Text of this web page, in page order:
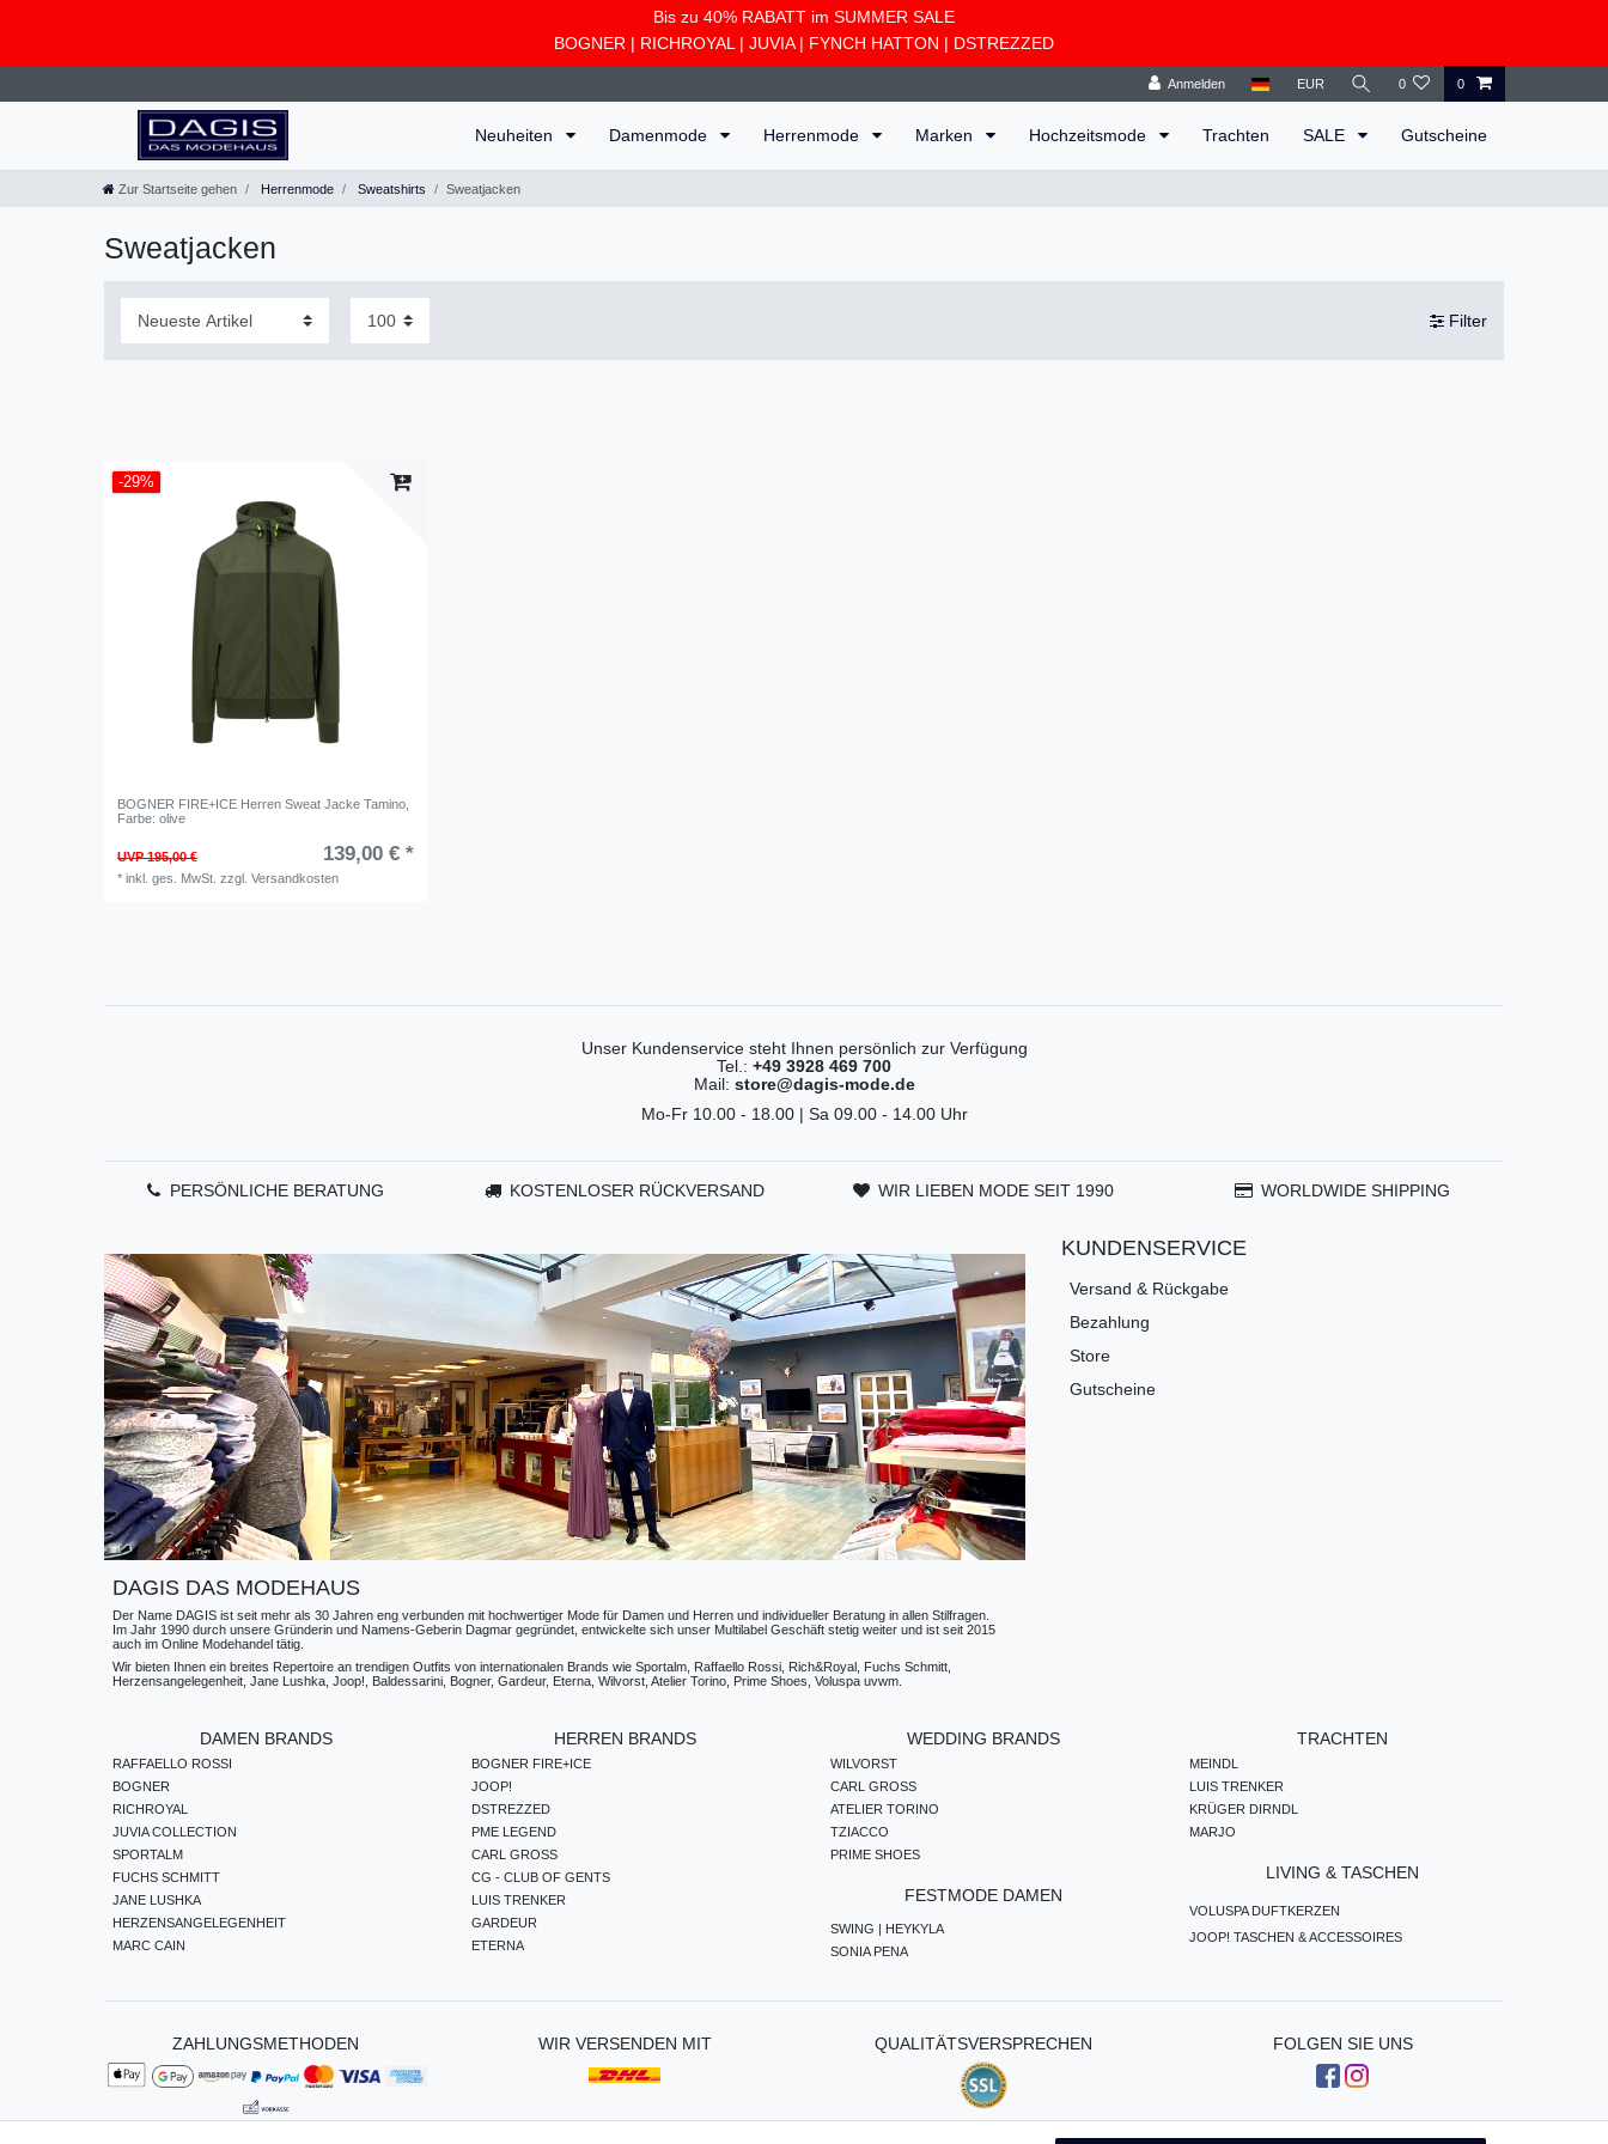
Bis zu 40% RABATT im SUMMER SALE
BOGNER | RICHROYAL | JUVIA| FYNCH HATTON | DSTREZZED
Anmelden EUR 0 0
Neuheiten Damenmode Herrenmode Marken Hochzeitsmode Trachten SALE Gutscheine
Zur Startseite gehen Herrenmode Sweatshirts Sweatjacken
Sweatjacken
Filter
-29%
BOGNER FIRE+ICE Herren Sweat Jacke Tamino,
Farbe: olive
UVP 195,00 € 139,00 € *
*inkl. ges. MwSt. zzgl.Versandkosten
Unser Kundenservice steht Ihnen persönlich zur Verfügung
Tel.: +49 3928 469 700
Mail: store@dagis-mode.de
Mo-Fr 10.00 - 18.00 | Sa 09.00 - 14.00 Uhr
PERSÖNLICHE BERATUNG KOSTENLOSER RÜCKVERSAND WIR LIEBEN MODE SEIT 1990 WORLDWIDE SHIPPING
DAGIS DAS MODEHAUS
Der Name DAGIS ist seit mehr als 30 Jahren eng verbunden mit hochwertiger Mode für Damen und Herren und individueller Beratung in allen Stilfragen.
Im Jahr 1990 durch unsere Gründerin und Namens-Geberin Dagmar gegründet, entwickelte sich unser Multilabel Geschäft stetig weiter und ist seit 2015
auch im Online Modehandel tätig.
Wir bieten Ihnen ein breites Repertoire an trendigen Outfits von internationalen Brands wie Sportalm, Raffaello Rossi, Rich&Royal, Fuchs Schmitt,
Herzensangelegenheit, Jane Lushka, Joop!, Baldessarini, Bogner, Gardeur, Eterna, Wilvorst, Atelier Torino, Prime Shoes, Voluspa uvwm.
KUNDENSERVICE
Versand & Rückgabe
Bezahlung
Store
Gutscheine
DAMEN BRANDS
RAFFAELLO ROSSI
BOGNER
RICHROYAL
JUVIA COLLECTION
SPORTALM
FUCHS SCHMITT
JANE LUSHKA
HERZENSANGELEGENHEIT
MARC CAIN
HERREN BRANDS
BOGNER FIRE+ICE
JOOP!
DSTREZZED
PME LEGEND
CARL GROSS
CG - CLUB OF GENTS
LUIS TRENKER
GARDEUR
ETERNA
WEDDING BRANDS
WILVORST
CARL GROSS
ATELIER TORINO
TZIACCO
PRIME SHOES
FESTMODE DAMEN
SWING | HEYKYLA
SONIA PENA
TRACHTEN
MEINDL
LUIS TRENKER
KRÜGER DIRNDL
MARJO
LIVING & TASCHEN
VOLUSPA DUFTKERZEN
JOOP! TASCHEN & ACCESSOIRES
ZAHLUNGSMETHODEN WIR VERSENDEN MIT QUALITÄTSVERSPRECHEN FOLGEN SIE UNS